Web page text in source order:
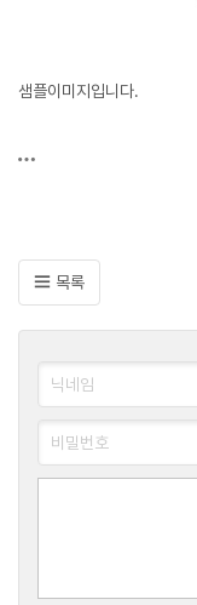
샘플이미지입니다.
목록